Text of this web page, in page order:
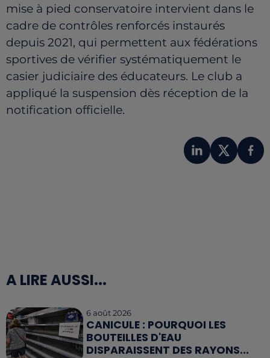
mise à pied conservatoire intervient dans le
cadre de contrôles renforcés instaurés
depuis 2021, qui permettent aux fédérations
sportives de vérifier systématiquement le
casier judiciaire des éducateurs. Le club a
appliqué la suspension dès réception de la
notification officielle.
A LIRE AUSSI...
6 août 2026
CANICULE : POURQUOI LES
BOUTEILLES D'EAU
DISPARAISSENT DES RAYONS...